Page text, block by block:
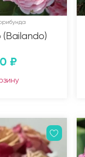
₽